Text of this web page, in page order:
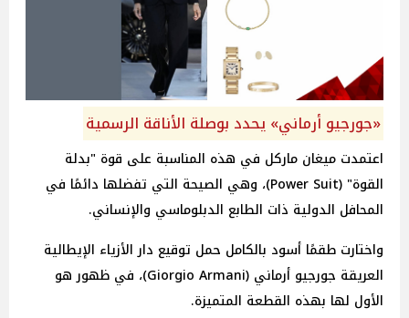
«جورجيو أرماني» يحدد بوصلة الأناقة الرسمية
اعتمدت ميغان ماركل في هذه المناسبة على قوة "بدلة
القوة" (Power Suit)، وهي الصيحة التي تفضلها دائمًا في
المحافل الدولية ذات الطابع الدبلوماسي والإنساني.
واختارت طقمًا أسود بالكامل حمل توقيع دار الأزياء الإيطالية
العريقة جورجيو أرماني (Giorgio Armani)، في ظهور هو
الأول لها بهذه القطعة المتميزة.